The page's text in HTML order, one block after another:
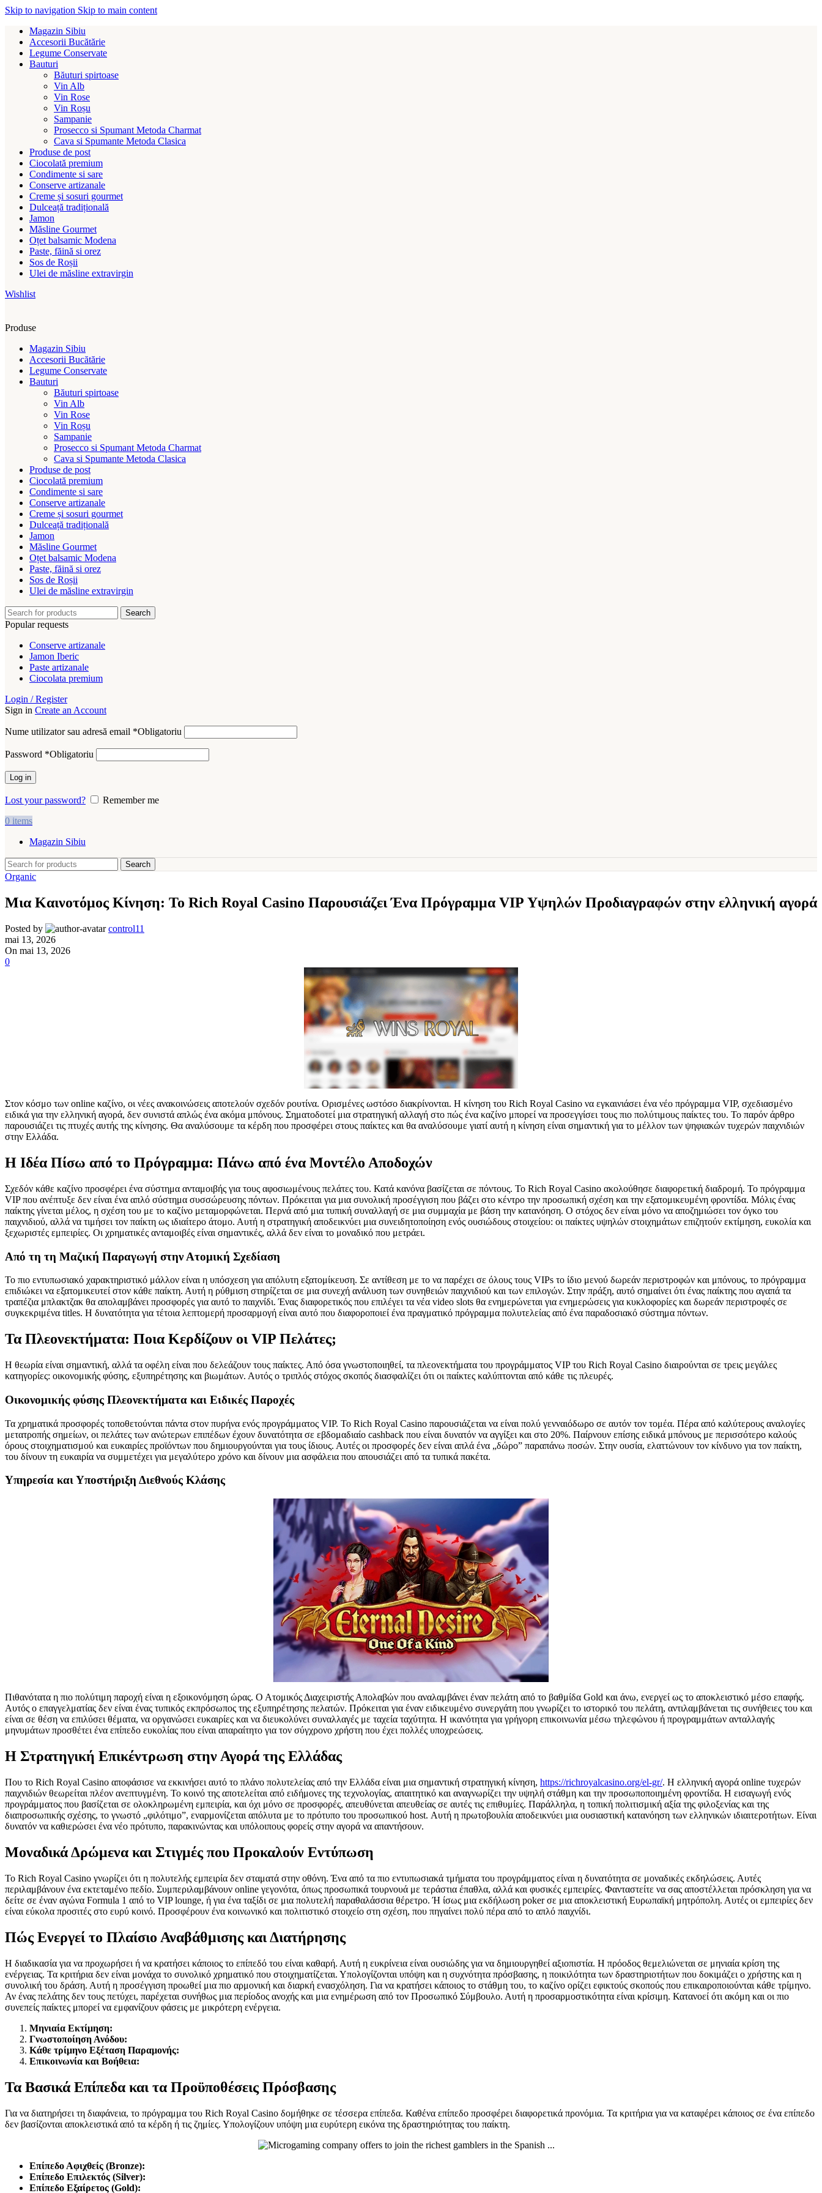
Skip to navigation Skip to main content
Magazin Sibiu
Accesorii Bucătărie
Legume Conservate
Bauturi
Băuturi spirtoase
Vin Alb
Vin Rose
Vin Roșu
Sampanie
Prosecco si Spumant Metoda Charmat
Cava si Spumante Metoda Clasica
Produse de post
Ciocolată premium
Condimente si sare
Conserve artizanale
Creme și sosuri gourmet
Dulceață tradițională
Jamon
Măsline Gourmet
Oțet balsamic Modena
Paste, făină si orez
Sos de Roșii
Ulei de măsline extravirgin
Wishlist
Produse
Magazin Sibiu
Accesorii Bucătărie
Legume Conservate
Bauturi
Băuturi spirtoase
Vin Alb
Vin Rose
Vin Roșu
Sampanie
Prosecco si Spumant Metoda Charmat
Cava si Spumante Metoda Clasica
Produse de post
Ciocolată premium
Condimente si sare
Conserve artizanale
Creme și sosuri gourmet
Dulceață tradițională
Jamon
Măsline Gourmet
Oțet balsamic Modena
Paste, făină si orez
Sos de Roșii
Ulei de măsline extravirgin
Search
Popular requests
Conserve artizanale
Jamon Iberic
Paste artizanale
Ciocolata premium
Login / Register
Sign in Create an Account
Nume utilizator sau adresă email *Obligatoriu
Password *Obligatoriu
Log in
Lost your password?
Remember me
0 items
Magazin Sibiu
Search
Organic
Μια Καινοτόμος Κίνηση: Το Rich Royal Casino Παρουσιάζει Ένα Πρόγραμμα VIP Υψηλών Προδιαγραφών στην ελληνική αγορά
Posted by
control11
mai 13, 2026
On mai 13, 2026
0
Στον κόσμο των online καζίνο, οι νέες ανακοινώσεις αποτελούν σχεδόν ρουτίνα. Ορισμένες ωστόσο διακρίνονται. Η κίνηση του Rich Royal Casino να εγκαινιάσει ένα νέο πρόγραμμα VIP, σχεδιασμένο
ειδικά για την ελληνική αγορά, δεν συνιστά απλώς ένα ακόμα μπόνους. Σηματοδοτεί μια στρατηγική αλλαγή στο πώς ένα καζίνο μπορεί να προσεγγίσει τους πιο πολύτιμους παίκτες του. Το παρόν άρθρο
παρουσιάζει τις πτυχές αυτής της κίνησης. Θα αναλύσουμε τα κέρδη που προσφέρει στους παίκτες και θα αναλύσουμε γιατί αυτή η κίνηση είναι σημαντική για το μέλλον των ψηφιακών τυχερών παιχνιδιών
στην Ελλάδα.
Η Ιδέα Πίσω από το Πρόγραμμα: Πάνω από ένα Μοντέλο Αποδοχών
Σχεδόν κάθε καζίνο προσφέρει ένα σύστημα ανταμοιβής για τους αφοσιωμένους πελάτες του. Κατά κανόνα βασίζεται σε πόντους. Το Rich Royal Casino ακολούθησε διαφορετική διαδρομή. Το πρόγραμμα
VIP που ανέπτυξε δεν είναι ένα απλό σύστημα συσσώρευσης πόντων. Πρόκειται για μια συνολική προσέγγιση που βάζει στο κέντρο την προσωπική σχέση και την εξατομικευμένη φροντίδα. Μόλις ένας
παίκτης γίνεται μέλος, η σχέση του με το καζίνο μεταμορφώνεται. Περνά από μια τυπική συναλλαγή σε μια συμμαχία με βάση την κατανόηση. Ο στόχος δεν είναι μόνο να αποζημιώσει τον όγκο του
παιχνιδιού, αλλά να τιμήσει τον παίκτη ως ιδιαίτερο άτομο. Αυτή η στρατηγική αποδεικνύει μια συνειδητοποίηση ενός ουσιώδους στοιχείου: οι παίκτες υψηλών στοιχημάτων επιζητούν εκτίμηση, ευκολία και
ξεχωριστές εμπειρίες. Οι χρηματικές ανταμοιβές είναι σημαντικές, αλλά δεν είναι το μοναδικό που μετράει.
Από τη τη Μαζική Παραγωγή στην Ατομική Σχεδίαση
Το πιο εντυπωσιακό χαρακτηριστικό μάλλον είναι η υπόσχεση για απόλυτη εξατομίκευση. Σε αντίθεση με το να παρέχει σε όλους τους VIPs το ίδιο μενού δωρεάν περιστροφών και μπόνους, το πρόγραμμα
επιδιώκει να εξατομικευτεί στον κάθε παίκτη. Αυτή η ρύθμιση στηρίζεται σε μια συνεχή ανάλυση των συνηθειών παιχνιδιού και των επιλογών. Στην πράξη, αυτό σημαίνει ότι ένας παίκτης που αγαπά τα
τραπέζια μπλακτζακ θα απολαμβάνει προσφορές για αυτό το παιχνίδι. Ένας διαφορετικός που επιλέγει τα νέα video slots θα ενημερώνεται για ενημερώσεις για κυκλοφορίες και δωρεάν περιστροφές σε
συγκεκριμένα titles. Η δυνατότητα για τέτοια λεπτομερή προσαρμογή είναι αυτό που διαφοροποιεί ένα πραγματικό πρόγραμμα πολυτελείας από ένα παραδοσιακό σύστημα πόντων.
Τα Πλεονεκτήματα: Ποια Κερδίζουν οι VIP Πελάτες;
Η θεωρία είναι σημαντική, αλλά τα οφέλη είναι που δελεάζουν τους παίκτες. Από όσα γνωστοποιηθεί, τα πλεονεκτήματα του προγράμματος VIP του Rich Royal Casino διαιρούνται σε τρεις μεγάλες
κατηγορίες: οικονομικής φύσης, εξυπηρέτησης και βιωμάτων. Αυτός ο τριπλός στόχος σκοπός διασφαλίζει ότι οι παίκτες καλύπτονται από κάθε τις πλευρές.
Οικονομικής φύσης Πλεονεκτήματα και Ειδικές Παροχές
Τα χρηματικά προσφορές τοποθετούνται πάντα στον πυρήνα ενός προγράμματος VIP. Το Rich Royal Casino παρουσιάζεται να είναι πολύ γενναιόδωρο σε αυτόν τον τομέα. Πέρα από καλύτερους αναλογίες
μετατροπής σημείων, οι πελάτες των ανώτερων επιπέδων έχουν δυνατότητα σε εβδομαδιαίο cashback που είναι δυνατόν να αγγίξει και στο 20%. Παίρνουν επίσης ειδικά μπόνους με περισσότερο καλούς
όρους στοιχηματισμού και ευκαιρίες προϊόντων που δημιουργούνται για τους ίδιους. Αυτές οι προσφορές δεν είναι απλά ένα „δώρο” παραπάνω ποσών. Στην ουσία, ελαττώνουν τον κίνδυνο για τον παίκτη,
του δίνουν τη ευκαιρία να συμμετέχει για μεγαλύτερο χρόνο και δίνουν μια ασφάλεια που απουσιάζει από τα τυπικά πακέτα.
Υπηρεσία και Υποστήριξη Διεθνούς Κλάσης
Πιθανότατα η πιο πολύτιμη παροχή είναι η εξοικονόμηση ώρας. Ο Ατομικός Διαχειριστής Απολαβών που αναλαμβάνει έναν πελάτη από το βαθμίδα Gold και άνω, ενεργεί ως το αποκλειστικό μέσο επαφής.
Αυτός ο επαγγελματίας δεν είναι ένας τυπικός εκπρόσωπος της εξυπηρέτησης πελατών. Πρόκειται για έναν ειδικευμένο συνεργάτη που γνωρίζει το ιστορικό του πελάτη, αντιλαμβάνεται τις συνήθειες του και
είναι σε θέση να επιλύσει θέματα, να οργανώσει ευκαιρίες και να διευκολύνει συναλλαγές με ταχεία ταχύτητα. Η ικανότητα για γρήγορη επικοινωνία μέσω τηλεφώνου ή προγραμμάτων ανταλλαγής
μηνυμάτων προσθέτει ένα επίπεδο ευκολίας που είναι απαραίτητο για τον σύγχρονο χρήστη που έχει πολλές υποχρεώσεις.
Η Στρατηγική Επικέντρωση στην Αγορά της Ελλάδας
Που το Rich Royal Casino αποφάσισε να εκκινήσει αυτό το πλάνο πολυτελείας από την Ελλάδα είναι μια σημαντική στρατηγική κίνηση, https://richroyalcasino.org/el-gr/. Η ελληνική αγορά online τυχερών
παιχνιδιών θεωρείται πλέον ανεπτυγμένη. Το κοινό της αποτελείται από ειδήμονες της τεχνολογίας, απαιτητικό και αναγνωρίζει την υψηλή στάθμη και την προσωποποιημένη φροντίδα. Η εισαγωγή ενός
προγράμματος που βασίζεται σε ολοκληρωμένη εμπειρία, και όχι μόνο σε προσφορές, απευθύνεται απευθείας σε αυτές τις επιθυμίες. Παράλληλα, η τοπική πολιτισμική αξία της φιλοξενίας και της
διαπροσωπικής σχέσης, το γνωστό „φιλότιμο”, εναρμονίζεται απόλυτα με το πρότυπο του προσωπικού host. Αυτή η πρωτοβουλία αποδεικνύει μια ουσιαστική κατανόηση των ελληνικών ιδιαιτεροτήτων. Είναι
δυνατόν να καθιερώσει ένα νέο πρότυπο, παρακινώντας και υπόλοιπους φορείς στην αγορά να απαντήσουν.
Μοναδικά Δρώμενα και Στιγμές που Προκαλούν Εντύπωση
Το Rich Royal Casino γνωρίζει ότι η πολυτελής εμπειρία δεν σταματά στην οθόνη. Ένα από τα πιο εντυπωσιακά τμήματα του προγράμματος είναι η δυνατότητα σε μοναδικές εκδηλώσεις. Αυτές
περιλαμβάνουν ένα εκτεταμένο πεδίο. Συμπεριλαμβάνουν online γεγονότα, όπως προσωπικά τουρνουά με τεράστια έπαθλα, αλλά και φυσικές εμπειρίες. Φανταστείτε να σας αποστέλλεται πρόσκληση για να
δείτε σε έναν αγώνα Formula 1 από το VIP lounge, ή για ένα ταξίδι σε μια πολυτελή παραθαλάσσια θέρετρο. Ή ίσως μια εκδήλωση poker σε μια αποκλειστική Ευρωπαϊκή μητρόπολη. Αυτές οι εμπειρίες δεν
είναι εύκολα προσιτές στο ευρύ κοινό. Προσφέρουν ένα κοινωνικό και πολιτιστικό στοιχείο στη σχέση, που πηγαίνει πολύ πέρα από το απλό παιχνίδι.
Πώς Ενεργεί το Πλαίσιο Αναβάθμισης και Διατήρησης
Η διαδικασία για να προχωρήσει ή να κρατήσει κάποιος το επίπεδό του είναι καθαρή. Αυτή η ευκρίνεια είναι ουσιώδης για να δημιουργηθεί αξιοπιστία. Η πρόοδος θεμελιώνεται σε μηνιαία κρίση της
ενέργειας. Τα κριτήρια δεν είναι μονάχα το συνολικό χρηματικό που στοιχηματίζεται. Υπολογίζονται υπόψη και η συχνότητα πρόσβασης, η ποικιλότητα των δραστηριοτήτων που δοκιμάζει ο χρήστης και η
συνολική του δράση. Αυτή η προσέγγιση προωθεί μια πιο αρμονική και διαρκή ενασχόληση. Για να κρατήσει κάποιος το στάθμη του, το καζίνο ορίζει εφικτούς σκοπούς που επικαιροποιούνται κάθε τρίμηνο.
Αν ένας πελάτης δεν τους πετύχει, παρέχεται συνήθως μια περίοδος ανοχής και μια ενημέρωση από τον Προσωπικό Σύμβουλο. Αυτή η προσαρμοστικότητα είναι κρίσιμη. Κατανοεί ότι ακόμη και οι πιο
συνεπείς παίκτες μπορεί να εμφανίζουν φάσεις με μικρότερη ενέργεια.
Μηνιαία Εκτίμηση:
Γνωστοποίηση Ανόδου:
Κάθε τρίμηνο Εξέταση Παραμονής:
Επικοινωνία και Βοήθεια:
Τα Βασικά Επίπεδα και τα Προϋποθέσεις Πρόσβασης
Για να διατηρήσει τη διαφάνεια, το πρόγραμμα του Rich Royal Casino δομήθηκε σε τέσσερα επίπεδα. Καθένα επίπεδο προσφέρει διαφορετικά προνόμια. Τα κριτήρια για να καταφέρει κάποιος σε ένα επίπεδο
δεν βασίζονται αποκλειστικά από τα κέρδη ή τις ζημίες. Υπολογίζουν υπόψη μια ευρύτερη εικόνα της δραστηριότητας του παίκτη.
Επίπεδο Αφιχθείς (Bronze):
Επίπεδο Επιλεκτός (Silver):
Επίπεδο Εξαίρετος (Gold):